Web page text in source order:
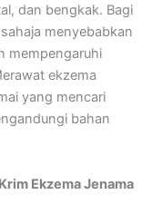
dan bengkak. Bagi
menyebabkan
mempengaruhi
ekzema
yang mencari
bahan
Ekzema Jenama